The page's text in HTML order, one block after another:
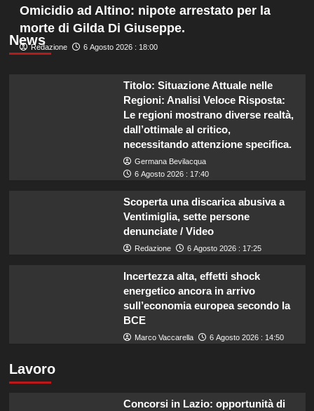
News
Omicidio ad Altino: nipote arrestato per la
morte di Gilda Di Giuseppe.
Redazione 6 Agosto 2026 : 18:00
Titolo: Situazione Attuale nelle
Regioni: Analisi Veloce Risposta:
Le regioni mostrano diverse realtà,
dall’ottimale al critico,
necessitando attenzione specifica.
Germana Bevilacqua
6 Agosto 2026 : 17:40
Scoperta una discarica abusiva a
Ventimiglia, sette persone
denunciate / Video
Redazione 6 Agosto 2026 : 17:25
Incertezza alta, effetti shock
energetico ancora in arrivo
sull’economia europea secondo la
BCE
Marco Vaccarella 6 Agosto 2026 : 14:50
Lavoro
Concorsi in Lazio: opportunità di